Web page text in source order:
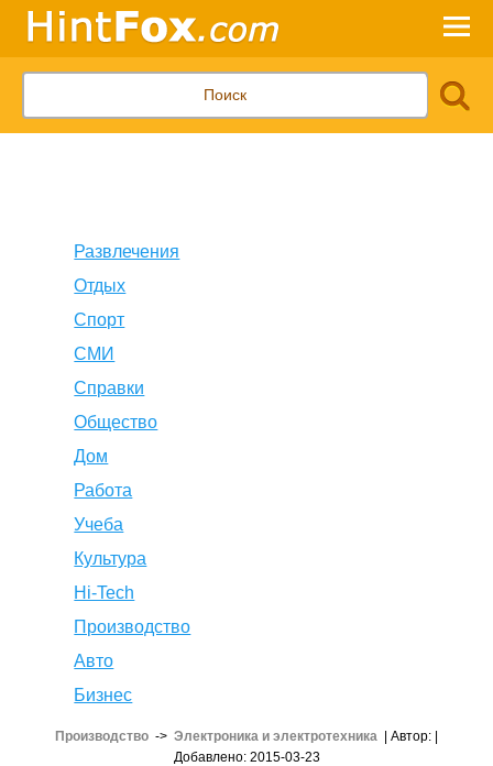
Развлечения
Отдых
Спорт
СМИ
Справки
Общество
Дом
Работа
Учеба
Культура
Hi-Tech
Производство
Авто
Бизнес
Производство -> Электроника и электротехника | Автор:
Добавлено: 2015-03-23